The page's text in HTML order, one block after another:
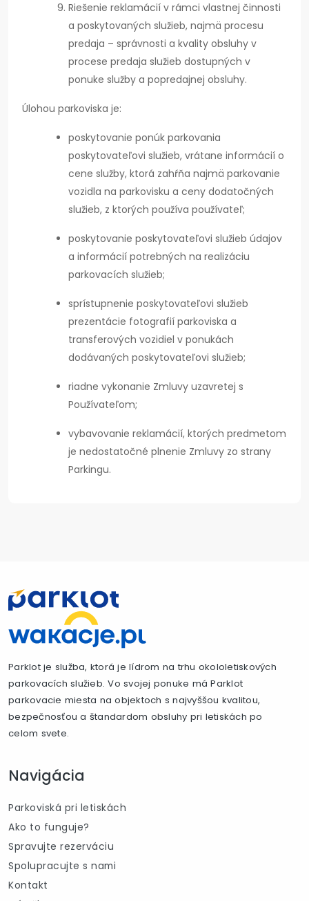
Riešenie reklamácií v rámci vlastnej činnosti
a poskytovaných služieb, najmä procesu
predaja – správnosti a kvality obsluhy v
procese predaja služieb dostupných v
ponuke služby a popredajnej obsluhy.
Úlohou parkoviska je:
poskytovanie ponúk parkovania
poskytovateľovi služieb, vrátane informácií o
cene služby, ktorá zahŕňa najmä parkovanie
vozidla na parkovisku a ceny dodatočných
služieb, z ktorých používa používateľ;
poskytovanie poskytovateľovi služieb údajov
a informácií potrebných na realizáciu
parkovacích služieb;
sprístupnenie poskytovateľovi služieb
prezentácie fotografií parkoviska a
transferových vozidiel v ponukách
dodávaných poskytovateľovi služieb;
riadne vykonanie Zmluvy uzavretej s
Používateľom;
vybavovanie reklamácií, ktorých predmetom
je nedostatočné plnenie Zmluvy zo strany
Parkingu.
Parklot je služba, ktorá je lídrom na trhu okololetiskových
parkovacích služieb. Vo svojej ponuke má Parklot
parkovacie miesta na objektoch s najvyššou kvalitou,
bezpečnosťou a štandardom obsluhy pri letiskách po
celom svete.
Navigácia
Parkoviská pri letiskách
Ako to funguje?
Spravujte rezerváciu
Spolupracujte s nami
Kontakt